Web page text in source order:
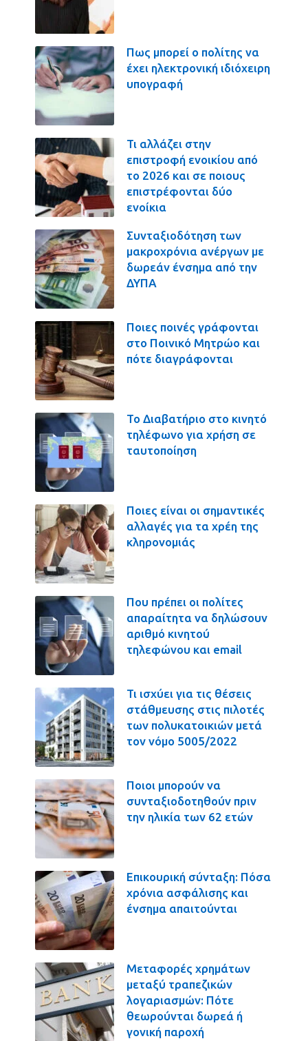
Πως μπορεί ο πολίτης να
έχει ηλεκτρονική ιδιόχειρη
υπογραφή
Τι αλλάζει στην
επιστροφή ενοικίου από
το 2026 και σε ποιους
επιστρέφονται δύο
ενοίκια
Συνταξιοδότηση των
μακροχρόνια ανέργων με
δωρεάν ένσημα από την
ΔΥΠΑ
Ποιες ποινές γράφονται
στο Ποινικό Μητρώο και
πότε διαγράφονται
Το Διαβατήριο στο κινητό
τηλέφωνο για χρήση σε
ταυτοποίηση
Ποιες είναι οι σημαντικές
αλλαγές για τα χρέη της
κληρονομιάς
Που πρέπει οι πολίτες
απαραίτητα να δηλώσουν
αριθμό κινητού
τηλεφώνου και email
Τι ισχύει για τις θέσεις
στάθμευσης στις πιλοτές
των πολυκατοικιών μετά
τον νόμο 5005/2022
Ποιοι μπορούν να
συνταξιοδοτηθούν πριν
την ηλικία των 62 ετών
Επικουρική σύνταξη: Πόσα
χρόνια ασφάλισης και
ένσημα απαιτούνται
Μεταφορές χρημάτων
μεταξύ τραπεζικών
λογαριασμών: Πότε
θεωρούνται δωρεά ή
γονική παροχή